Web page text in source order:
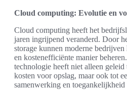
Cloud computing: Evolutie en
Cloud computing heeft het
jaren ingrijpend veranderd. Door
storage kunnen moderne
en kostenefficiënte manier
technologie heeft niet alleen
kosten voor opslag, maar ook tot
samenwerking en toegankelijkheid